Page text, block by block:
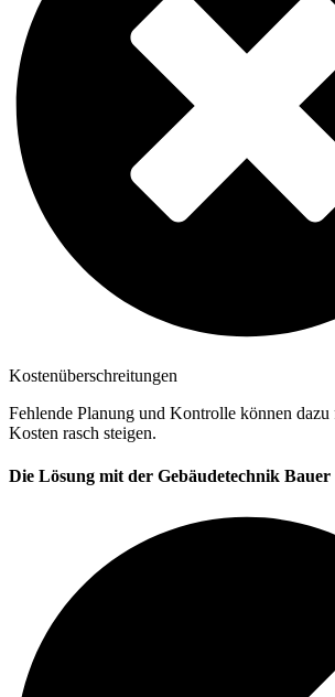
Kostenüberschreitungen
Fehlende Planung und Kontrolle können dazu
Kosten rasch steigen.
Die Lösung mit der Gebäudetechnik Bauer